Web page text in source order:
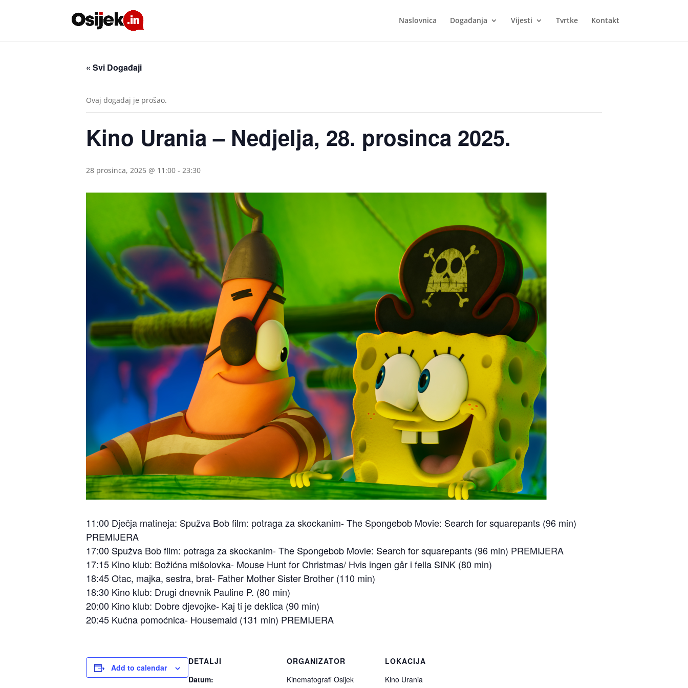
Naslovnica Događanja Vijesti Tvrtke Kontakt
« Svi Događaji
Ovaj događaj je prošao.
Kino Urania – Nedjelja, 28. prosinca 2025.
28 prosinca, 2025 @ 11:00 - 23:30
11:00 Dječja matineja: Spužva Bob film: potraga za skockanim- The Spongebob Movie: Search for squarepants (96 min)
PREMIJERA
17:00 Spužva Bob film: potraga za skockanim- The Spongebob Movie: Search for squarepants (96 min) PREMIJERA
17:15 Kino klub: Božićna mišolovka- Mouse Hunt for Christmas/ Hvis ingen går i fella SINK (80 min)
18:45 Otac, majka, sestra, brat- Father Mother Sister Brother (110 min)
18:30 Kino klub: Drugi dnevnik Pauline P. (80 min)
20:00 Kino klub: Dobre djevojke- Kaj ti je deklica (90 min)
20:45 Kućna pomoćnica- Housemaid (131 min) PREMIJERA
Add to calendar
DETALJI
Datum:
ORGANIZATOR
Kinematografi Osijek
LOKACIJA
Kino Urania